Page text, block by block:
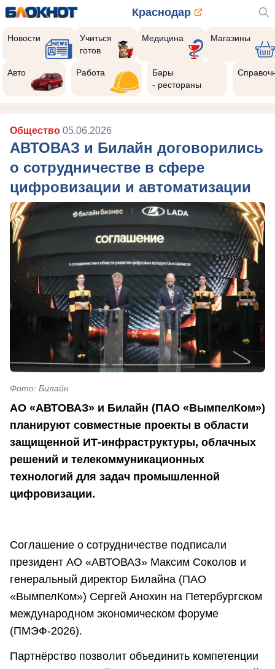
Краснодар
Новости
Учиться
готов
Медицина Магазины
Авто Работа
Бары
- рестораны
Общество 05.06.2026
АВТОВАЗ и Билайн договорились
о сотрудничестве в сфере
цифровизации и автоматизации
Фото: Билайн
АО «АВТОВАЗ» и Билайн (ПАО «ВымпелКом»)
планируют совместные проекты в области
защищенной ИТ-инфраструктуры, облачных
решений и телекоммуникационных
технологий для задач промышленной
цифровизации.
Соглашение о сотрудничестве подписали
президент АО «АВТОВАЗ» Максим Соколов и
генеральный директор Билайна (ПАО
«ВымпелКом») Сергей Анохин на Петербургском
международном экономическом форуме
(ПМЭФ-2026).
Партнёрство позволит объединить компетенции